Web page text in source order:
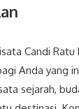
Candi Ratu
Anda yang
sejarah,